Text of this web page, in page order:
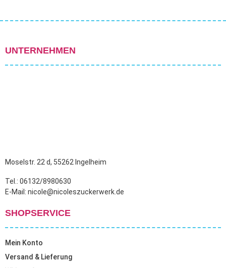
UNTERNEHMEN
Moselstr. 22 d, 55262 Ingelheim
Tel.: 06132/8980630
E-Mail: nicole@nicoleszuckerwerk.de
SHOPSERVICE
Mein Konto
Versand & Lieferung